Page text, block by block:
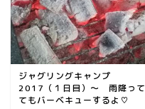
ジャグリングキャンプ
2017（１日目）～ 雨降って
てもバーベキューするよ♡